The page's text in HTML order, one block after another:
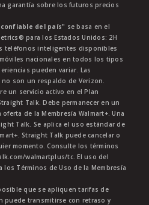
garantía sobre los futuros precios
del país" se basa en el
para los Estados Unidos: 2H
teléfonos inteligentes disponibles
nacionales en todos los tipos
pueden variar. Las
son un respaldo de Verizon.
un servicio activo en el Plan
Talk. Debe permanecer en un
de la Membresía Walmart+. Una
Talk. Se aplica el uso estándar de
Straight Talk puede cancelar o
momento. Consulte los términos
walmartplus/tc. El uso del
los Términos de Uso de la Membresía
que se apliquen tarifas de
puede transmitirse con retraso y